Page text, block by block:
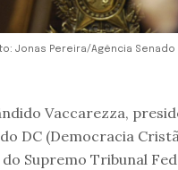
Jonas Pereira/Agência Senado
Vaccarezza,
DC (Democracia
Supremo Tribunal